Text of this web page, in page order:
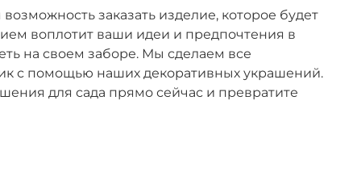
заказать изделие, которое будет
воплотит ваши идеи и предпочтения в
на своем заборе. Мы сделаем все
с помощью наших декоративных украшений.
для сада прямо сейчас и превратите